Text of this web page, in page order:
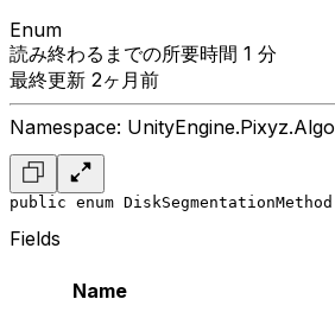
Enum
読み終わるまでの所要時間 1 分
最終更新 2ヶ月前
Namespace: UnityEngine.Pixyz.Algo
public enum DiskSegmentationMethod
Fields
Name